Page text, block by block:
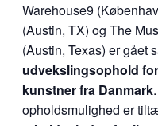
Warehouse9
(Austin, TX) og The
(Austin, Texas) er gået
udvekslingsophold
kunstner fra Danmark
opholdsmulighed er